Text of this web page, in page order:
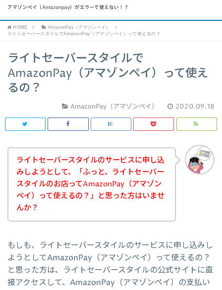
アマゾンペイ（Amazonpay）がエラーで使えない！？
HOME
AmazonPay（アマゾンペイ）
ライトセーバースタイルでAmazonPay（アマゾンペイ）って使えるの？
ライトセーバースタイルで
AmazonPay（アマゾンペイ）って使え
るの？
AmazonPay（アマゾンペイ） 2020.09.18
ライトセーバースタイルのサービスに申し込
みしようとして、「ふっと、ライトセーバー
スタイルのお店ってAmazonPay（アマゾン
ペイ）って使えるの？」と思った方はいませ
んか？
もしも、ライトセーバースタイルのサービスに申し込みし
ようとしてAmazonPay（アマゾンペイ）って使えるの？
と思った方は、ライトセーバースタイルの公式サイトに直
接アクセスして、AmazonPay（アマゾンペイ）の支払い